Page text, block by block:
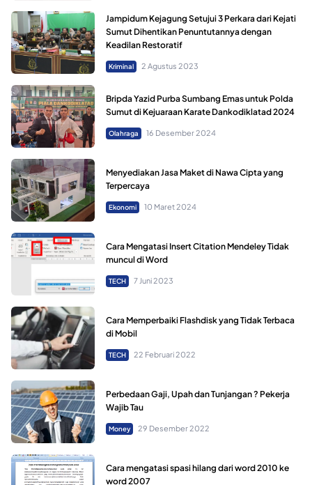
Jampidum Kejagung Setujui 3 Perkara dari Kejati
Sumut Dihentikan Penuntutannya dengan
Keadilan Restoratif
Kriminal 2 Agustus 2023
Bripda Yazid Purba Sumbang Emas untuk Polda
Sumut di Kejuaraan Karate Dankodiklatad 2024
Olahraga 16 Desember 2024
Menyediakan Jasa Maket di Nawa Cipta yang
Terpercaya
Ekonomi 10 Maret 2024
Cara Mengatasi Insert Citation Mendeley Tidak
muncul di Word
TECH 7 Juni 2023
Cara Memperbaiki Flashdisk yang Tidak Terbaca
di Mobil
TECH 22 Februari 2022
Perbedaan Gaji, Upah dan Tunjangan ? Pekerja
Wajib Tau
Money 29 Desember 2022
Cara mengatasi spasi hilang dari word 2010 ke
word 2007